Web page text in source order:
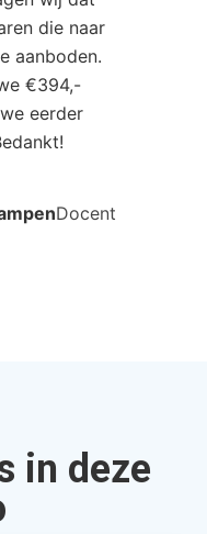
die naar
aanboden.
€394,-
eerder
Docent
in deze